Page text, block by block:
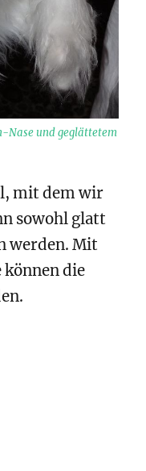
Nase und geglättetem
mit dem wir
sowohl glatt
werden. Mit
können die